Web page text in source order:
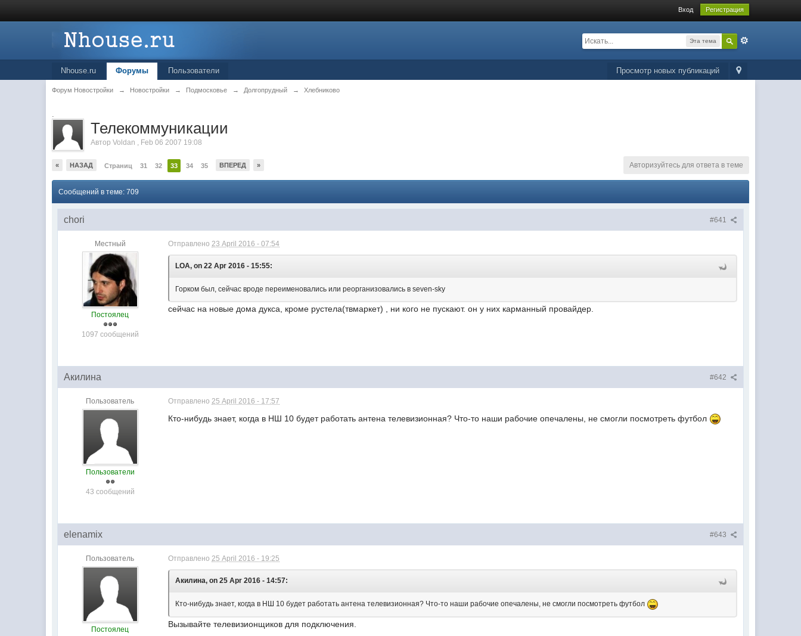
Вход Регистрация
Эта тема
Просмотр новых публикаций
Nhouse.ru Форумы Пользователи
Форум Новостройки → Новостройки → Подмосковье → Долгопрудный → Хлебниково
.
Телекоммуникации
АвторVoldan , Feb 06 2007 19:08
« НАЗАД Страниц 31 32 33 34 35 ВПЕРЕД » Авторизуйтесь для ответа в теме
Сообщений в теме: 709
#641
chori
Местный
Постоялец
1097 сообщений
Отправлено23 April 2016 - 07:54
LOA, on 22 Apr 2016 - 15:55:
Горком был, сейчас вроде переименовались или реорганизовались в seven-sky
сейчас на новые дома дукса, кроме рустела(твмаркет) , ни кого не пускают. он у них карманный провайдер.
#642
Акилина
Пользователь
Пользователи
43 сообщений
Отправлено25 April 2016 - 17:57
Кто-нибудь знает, когда в НШ 10 будет работать антена телевизионная? Что-то наши рабочие опечалены, не смогли посмотреть футбол
#643
elenamix
Пользователь
Постоялец
Отправлено25 April 2016 - 19:25
Акилина, on 25 Apr 2016 - 14:57:
Кто-нибудь знает, когда в НШ 10 будет работать антена телевизионная? Что-то наши рабочие опечалены, не смогли посмотреть футбол
Вызывайте телевизионщиков для подключения.